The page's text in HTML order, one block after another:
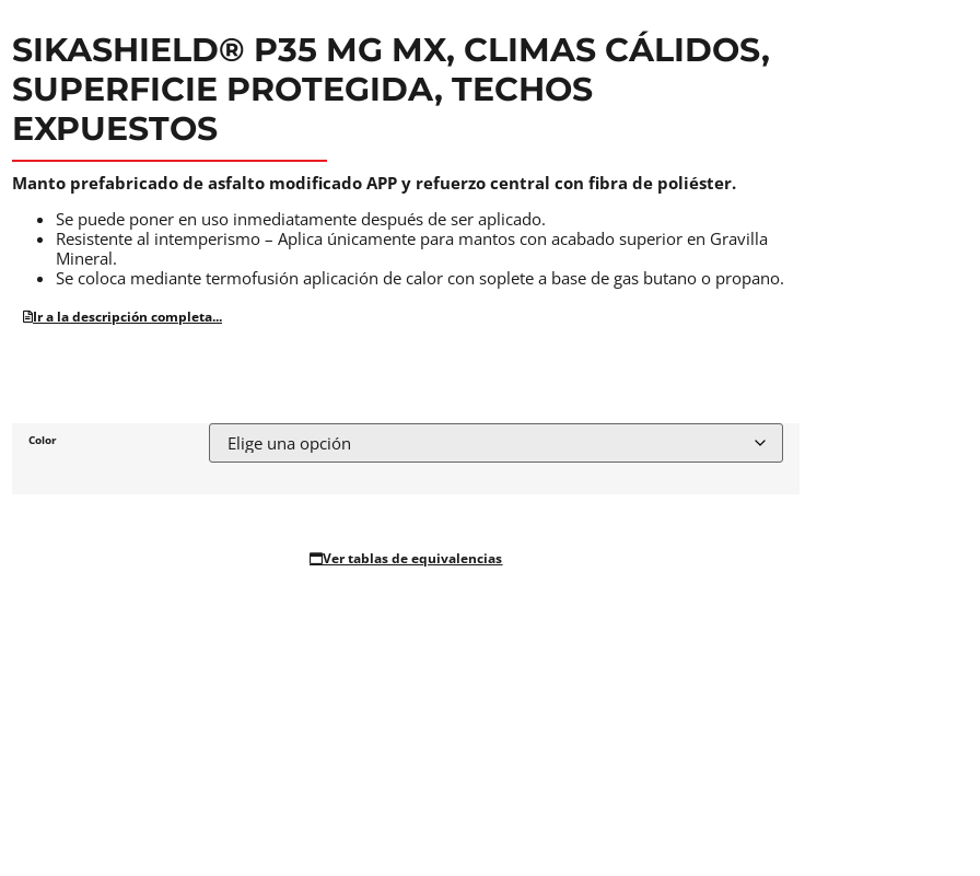
SIKASHIELD® P35 MG MX, CLIMAS CÁLIDOS,
SUPERFICIE PROTEGIDA, TECHOS
EXPUESTOS
Manto prefabricado de asfalto modificado APP y refuerzo central con fibra de poliéster.
Se puede poner en uso inmediatamente después de ser aplicado.
Resistente al intemperismo – Aplica únicamente para mantos con acabado superior en Gravilla
Mineral.
Se coloca mediante termofusión aplicación de calor con soplete a base de gas butano o propano.
Ir a la descripción completa...
Color
Ver tablas de equivalencias